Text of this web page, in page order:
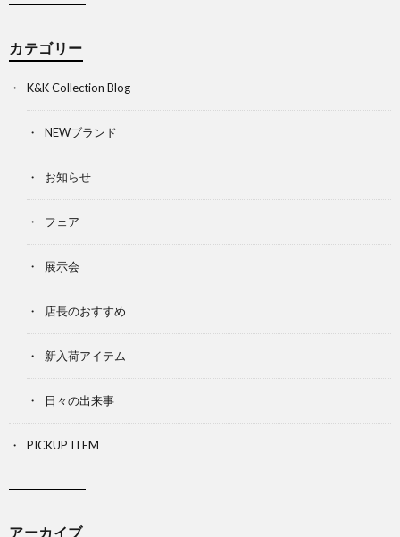
カテゴリー
K&K Collection Blog
NEWブランド
お知らせ
フェア
展示会
店長のおすすめ
新入荷アイテム
日々の出来事
PICKUP ITEM
アーカイブ